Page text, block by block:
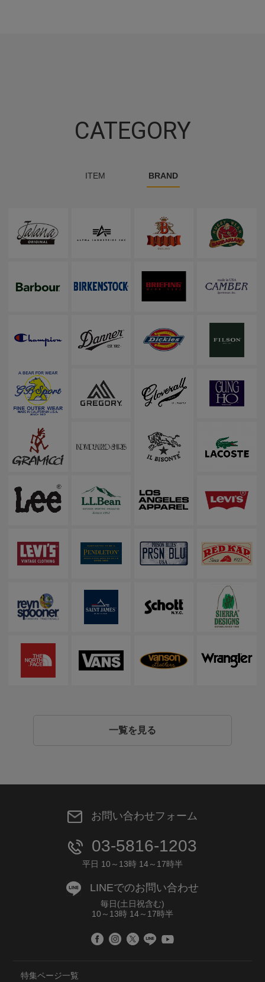
CATEGORY
ITEM BRAND
一覧を見る
お問い合わせフォーム
03-5816-1203
平日 10～13時 14～17時半
LINEでのお問い合わせ
毎日(土日祝含む)
10～13時 14～17時半
特集ページ一覧